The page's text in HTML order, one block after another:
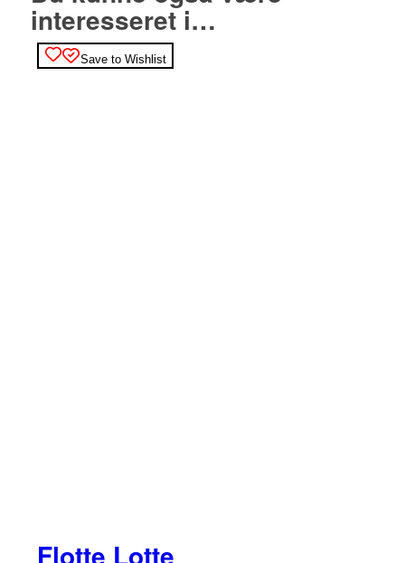
interesseret i…
Save to Wishlist
Flotte Lotte